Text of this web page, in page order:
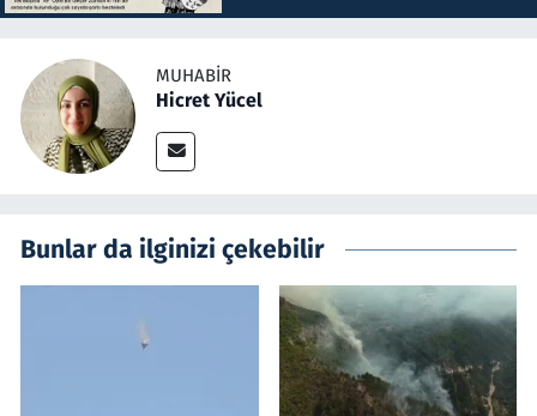
MUHABIR
Hicret Yücel
Bunlar da ilginizi çekebilir